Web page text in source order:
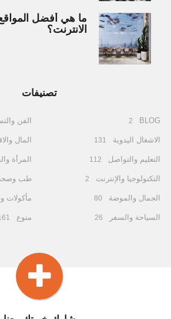
ما هي أفضل
الانترنت؟
تصنيفات
BLOG
2
الاشغال اليدوية 131
التعليم والتواصل 112
التكنولوجيا والإنترنت 2
الجمال والموضة 80
السياحة والسفر 26
الفن
المال
المرأة
طب
مأكولات
منوع